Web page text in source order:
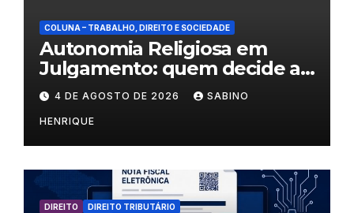
COLUNA – TRABALHO, DIREITO E SOCIEDADE
Autonomia Religiosa em
Julgamento: quem decide as
regras dentro dos templos?
4 DE AGOSTO DE 2026 SABINO
HENRIQUE
DIREITO DIREITO TRIBUTÁRIO